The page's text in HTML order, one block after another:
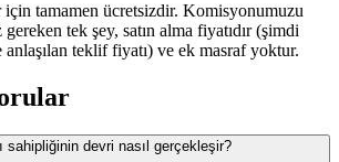
için tamamen ücretsizdir. Komisyonumuzu
gereken tek şey, satın alma fiyatıdır (şimdi
anlaşılan teklif fiyatı) ve ek masraf yoktur.
sahipliğinin devri nasıl gerçekleşir?